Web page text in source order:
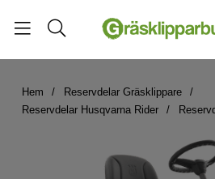
Hem
Reservdelar Gräsklippare
Reservdelar Husqvarna Rider